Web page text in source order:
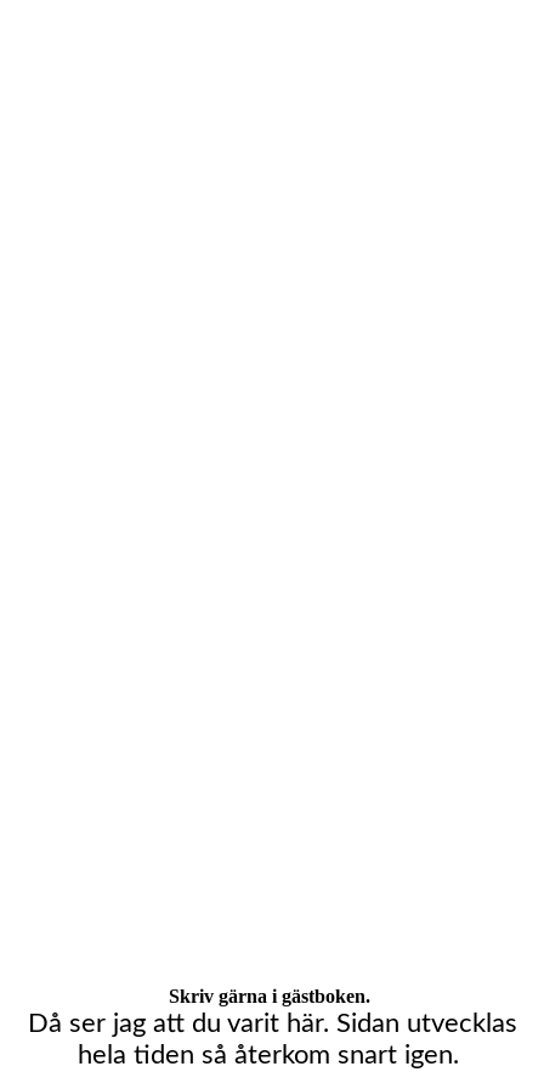
Skriv gärna i gästboken.
Då ser jag att du varit här. Sidan utvecklas
hela tiden så återkom snart igen.